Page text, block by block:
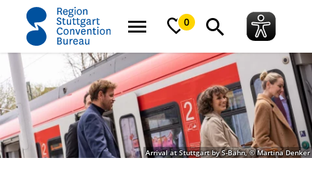
0
home Services Getting here & around
Arrival at Stuttgart by S-Bahn, © Martina Denker